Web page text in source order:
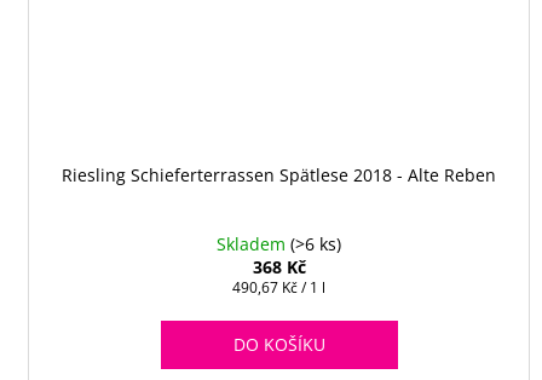
Riesling Schieferterrassen Spätlese 2018 - Alte Reben
Skladem(>6 ks)
368 Kč
Měrná
490,67 Kč / 1 l
DO KOŠÍKU